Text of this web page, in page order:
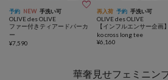
予約 NEW 手洗い可 
OLIVE des OLIVE
ファー付きティアードパーカ
ー
¥7,590
再入荷 予約 手洗い可
OLIVE des OLIVE
【インフルエンサー企画
ko cross long tee
¥6,160
華奢見せフェミニン